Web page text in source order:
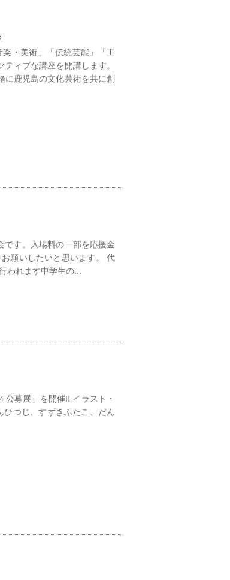
・美術」「伝統芸能」「工
ィブな講座を開講します。
に鹿児島の文化芸術を共に創
です。入場料の一部を応援金
願いしたいと思います。 代
われます中学生の...
公募展」を開催!! イラスト・
つじ、すずきふたこ、だん